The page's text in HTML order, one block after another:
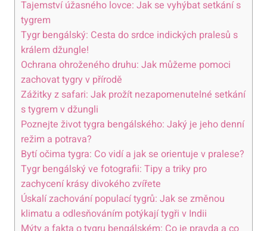
Tajemství úžasného lovce: Jak se vyhýbat setkání s
tygrem
Tygr bengálský: Cesta do srdce indických pralesů s
králem džungle!
Ochrana ohroženého druhu: Jak můžeme pomoci
zachovat tygry v přírodě
Zážitky z safari: Jak prožít nezapomenutelné setkání
s tygrem v džungli
Poznejte život tygra bengálského: Jaký je jeho denní
režim a potrava?
Bytí očima tygra: Co vidí a jak se orientuje v pralese?
Tygr bengálský ve fotografii: Tipy a triky pro
zachycení krásy divokého zvířete
Úskalí zachování populací tygrů: Jak se změnou
klimatu a odlesňováním potýkají tygři v Indii